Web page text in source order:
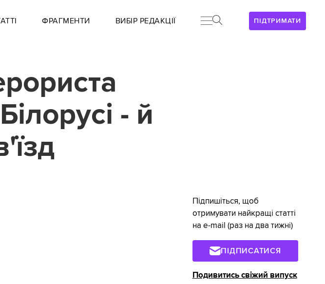
ПІДТРИМАТИ
ФРАГМЕНТИ ВИБІР РЕДАКЦІЇ
- й
Підпишіться, щоб
отримувати найкращі статті
на e-mail (раз на два тижні)
ПІДПИСАТИСЯ
Подивитись свіжий випуск